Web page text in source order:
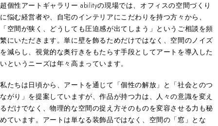
超個性アートギャラリー abilityの現場では、オフィスの空間づくり
に悩む経営者や、自宅のインテリアにこだわりを持つ方々から、
「空間が狭く、どうしても圧迫感が出てしまう」というご相談を頻
繁にいただきます。単に壁を飾るためだけではなく、空間のノイズ
を減らし、視覚的な奥行きをもたらす手段としてアートを導入した
いというニーズは年々高まっています。
私たちは日頃から、アートを通じて「個性の解放」と「社会とのつ
ながり」を提案していますが、作品が持つ力は、人々の意識を変え
るだけでなく、物理的な空間の捉え方そのものを変容させる力も秘
めています。アートは単なる装飾品ではなく、空間の「窓」とな